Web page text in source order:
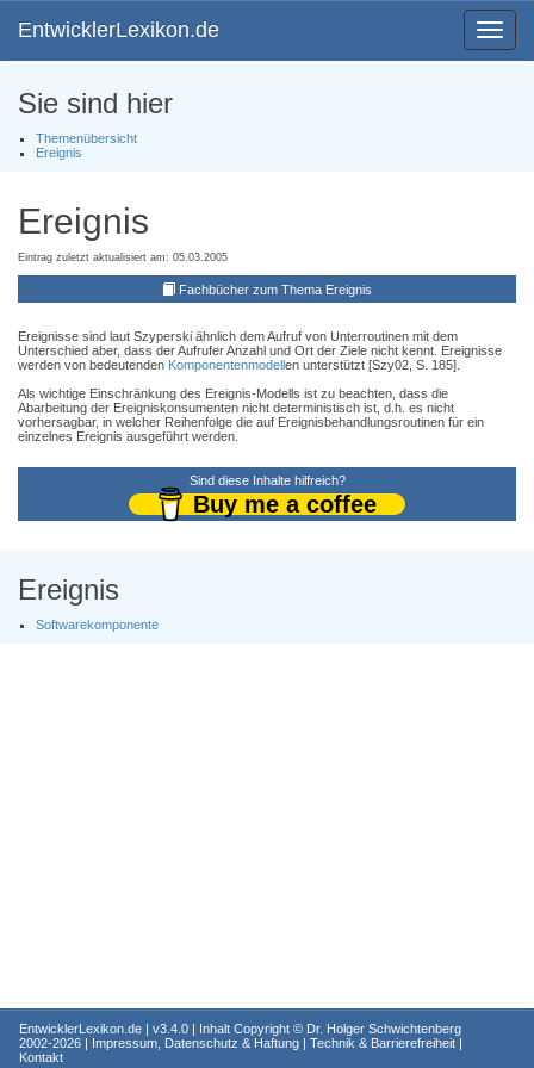
Toggle
EntwicklerLexikon.de
Sie sind hier
Themenübersicht
Ereignis
Ereignis
Eintrag zuletzt aktualisiert am: 05.03.2005
Fachbücher zum Thema Ereignis
Ereignisse sind laut Szyperski ähnlich dem Aufruf von Unterroutinen mit dem
Unterschied aber, dass der Aufrufer Anzahl und Ort der Ziele nicht kennt. Ereignisse
werden von bedeutenden Komponentenmodellen unterstützt [Szy02, S. 185].
Als wichtige Einschränkung des Ereignis-Modells ist zu beachten, dass die
Abarbeitung der Ereigniskonsumenten nicht deterministisch ist, d.h. es nicht
vorhersagbar, in welcher Reihenfolge die auf Ereignisbehandlungsroutinen für ein
einzelnes Ereignis ausgeführt werden.
Sind diese Inhalte hilfreich?
Buy me a coffee
Ereignis
Softwarekomponente
EntwicklerLexikon.de | v3.4.0 | Inhalt Copyright © Dr. Holger Schwichtenberg
2002-2026 | Impressum, Datenschutz & Haftung | Technik & Barrierefreiheit |
Kontakt